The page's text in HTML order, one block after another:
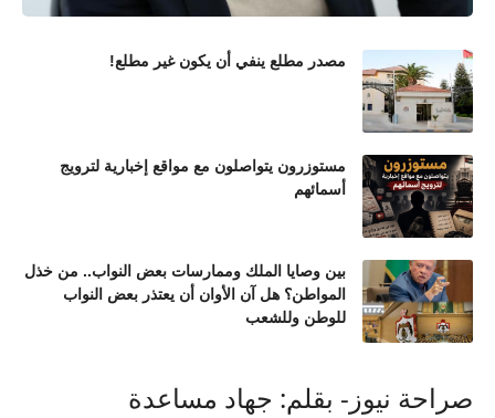
مصدر مطلع ينفي أن يكون غير مطلع!
مستوزرون يتواصلون مع مواقع إخبارية لترويج
أسمائهم
بين وصايا الملك وممارسات بعض النواب.. من خذل
المواطن؟ هل آن الأوان أن يعتذر بعض النواب
للوطن وللشعب
صراحة نيوز- بقلم: جهاد مساعدة